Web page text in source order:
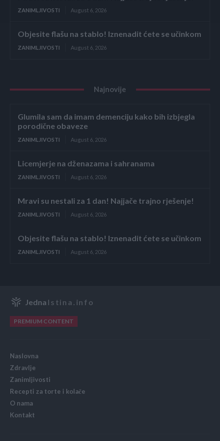
ZANIMLJIVOSTI August 6, 2026
Objesite flašu na stablo! Iznenadit ćete se učinkom
ZANIMLJIVOSTI August 6, 2026
Najnovije
Glumila sam da imam demenciju kako bih izbjegla
porodične obaveze
ZANIMLJIVOSTI August 6, 2026
Licemjerje na dženazama i sahranama
ZANIMLJIVOSTI August 6, 2026
Mravi su nestali za 1 dan! Najjače trajno rješenje!
ZANIMLJIVOSTI August 6, 2026
Objesite flašu na stablo! Iznenadit ćete se učinkom
ZANIMLJIVOSTI August 6, 2026
Jedna Istina.info
PREMIUM CONTENT
Naslovna
Zdravlje
Zanimljivosti
Recepti za torte i kolače
O nama
Kontakt